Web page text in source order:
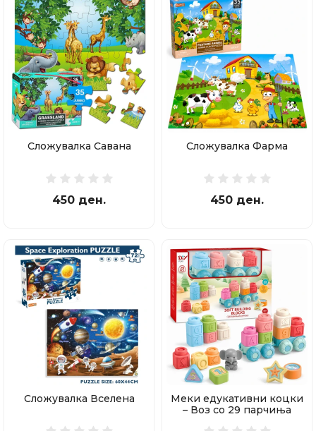
Сложувалка Савана
450 ден.
Сложувалка Фарма
450 ден.
Сложувалка Вселена
Меки едукативни коцки
– Воз со 29 парчиња